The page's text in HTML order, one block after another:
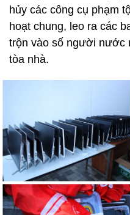
hủy các công cụ phạm
hoạt chung, leo ra các
trộn vào số người nước
tòa nhà.